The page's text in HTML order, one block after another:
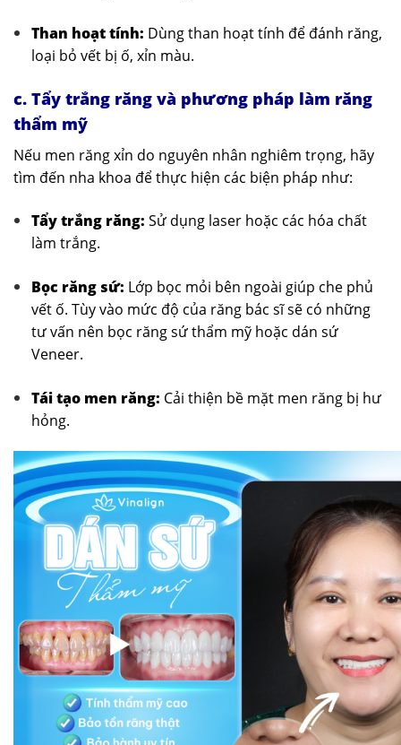
Than hoạt tính: Dùng than hoạt tính để đánh răng,
loại bỏ vết bị ố, xỉn màu.
c. Tẩy trắng răng và phương pháp làm răng
thẩm mỹ
Nếu men răng xỉn do nguyên nhân nghiêm trọng, hãy
tìm đến nha khoa để thực hiện các biện pháp như:
Tẩy trắng răng: Sử dụng laser hoặc các hóa chất
làm trắng.
Bọc răng sứ: Lớp bọc mỏi bên ngoài giúp che phủ
vết ố. Tùy vào mức độ của răng bác sĩ sẽ có những
tư vấn nên bọc răng sứ thẩm mỹ hoặc dán sứ
Veneer.
Tái tạo men răng: Cải thiện bề mặt men răng bị hư
hỏng.